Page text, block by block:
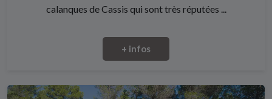
calanques de Cassis qui sont très réputées ...
+ infos